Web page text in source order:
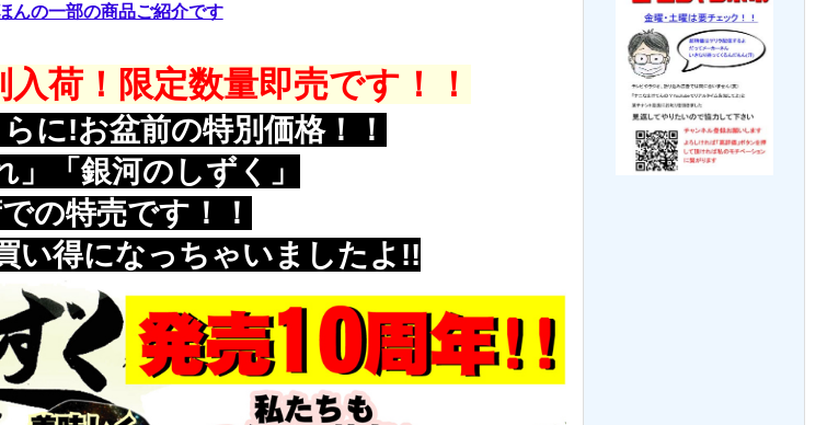
んの一部の商品ご紹介です
荷！限定数量即売です！！
に!お盆前の特別価格！！
」「銀河のしずく」
の特売です！！
い得になっちゃいましたよ!!